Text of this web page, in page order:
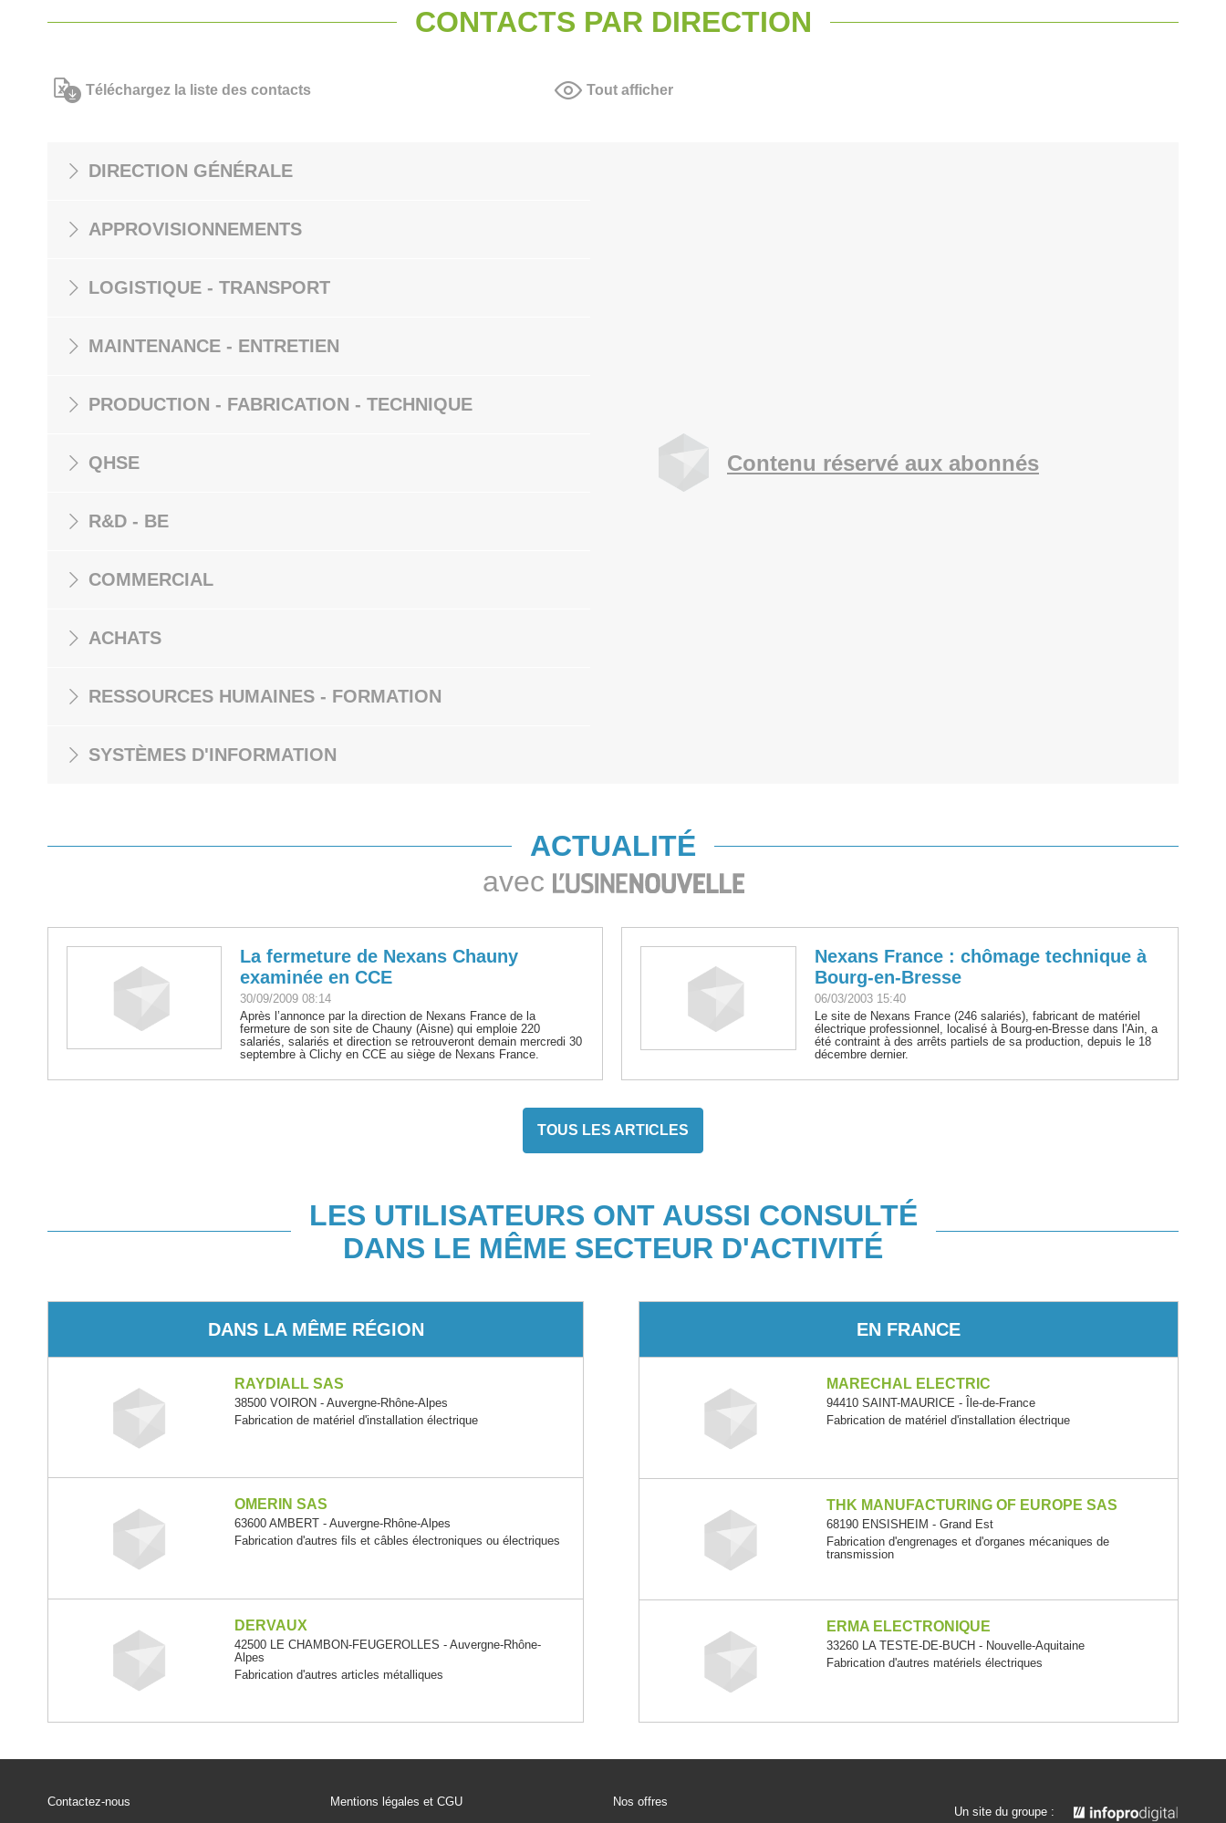
CONTACTS PAR DIRECTION
Téléchargez la liste des contacts Tout afficher
DIRECTION GÉNÉRALE
APPROVISIONNEMENTS
LOGISTIQUE - TRANSPORT
MAINTENANCE - ENTRETIEN
PRODUCTION - FABRICATION - TECHNIQUE
QHSE
R&D - BE
COMMERCIAL
ACHATS
RESSOURCES HUMAINES - FORMATION
SYSTÈMES D'INFORMATION
Contenu réservé aux abonnés
ACTUALITÉ
avec
La fermeture de Nexans Chauny
examinée en CCE
30/09/2009 08:14
Après l’annonce par la direction de Nexans France de la
fermeture de son site de Chauny (Aisne) qui emploie 220
salariés, salariés et direction se retrouveront demain mercredi 30
septembre à Clichy en CCE au siège de Nexans France.
Nexans France : chômage technique à
Bourg-en-Bresse
06/03/2003 15:40
Le site de Nexans France (246 salariés), fabricant de matériel
électrique professionnel, localisé à Bourg-en-Bresse dans l'Ain, a
été contraint à des arrêts partiels de sa production, depuis le 18
décembre dernier.
TOUS LES ARTICLES
LES UTILISATEURS ONT AUSSI CONSULTÉ
DANS LE MÊME SECTEUR D'ACTIVITÉ
DANS LA MÊME RÉGION
RAYDIALL SAS
38500 VOIRON - Auvergne-Rhône-Alpes
Fabrication de matériel d'installation électrique
OMERIN SAS
63600 AMBERT - Auvergne-Rhône-Alpes
Fabrication d'autres fils et câbles électroniques ou électriques
DERVAUX
42500 LE CHAMBON-FEUGEROLLES - Auvergne-Rhône-
Alpes
Fabrication d'autres articles métalliques
EN FRANCE
MARECHAL ELECTRIC
94410 SAINT-MAURICE - Île-de-France
Fabrication de matériel d'installation électrique
THK MANUFACTURING OF EUROPE SAS
68190 ENSISHEIM - Grand Est
Fabrication d'engrenages et d'organes mécaniques de
transmission
ERMA ELECTRONIQUE
33260 LA TESTE-DE-BUCH - Nouvelle-Aquitaine
Fabrication d'autres matériels électriques
Contactez-nous
Mentions légales et CGU
Nos offres
Un site du groupe :